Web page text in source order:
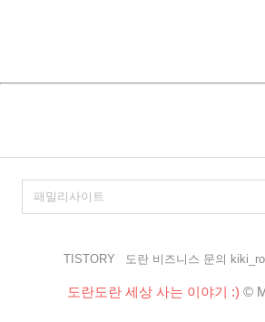
TISTORY 도란 비즈니스 문의
도란도란 세상 사는 이야기 :) ©